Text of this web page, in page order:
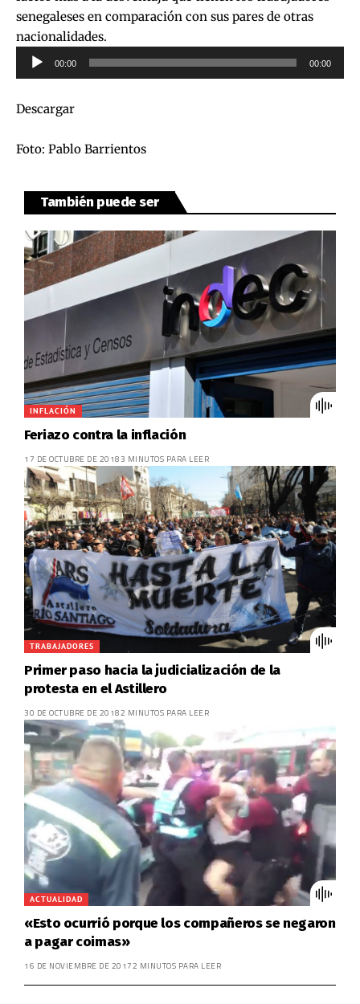
senegaleses en comparación con sus pares de otras
nacionalidades.
Reproductor
de
00:00 00:00
Descargar
Foto: Pablo Barrientos
También puede ser
INFLACIÓN
Feriazo contra la inflación
17 DE OCTUBRE DE 2018 3 MINUTOS PARA LEER
TRABAJADORES
Primer paso hacia la judicialización de la
protesta en el Astillero
30 DE OCTUBRE DE 20182 MINUTOS PARA LEER
ACTUALIDAD
«Esto ocurrió porque los compañeros se negaron
a pagar coimas»
16 DE NOVIEMBRE DE 20172 MINUTOS PARA LEER